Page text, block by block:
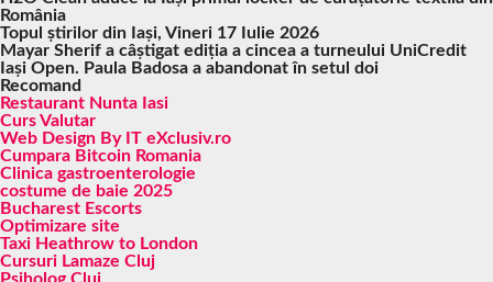
România
Topul știrilor din Iași, Vineri 17 Iulie 2026
Mayar Sherif a câștigat ediția a cincea a turneului UniCredit
Iași Open. Paula Badosa a abandonat în setul doi
Recomand
Restaurant Nunta Iasi
Curs Valutar
Web Design By IT eXclusiv.ro
Cumpara Bitcoin Romania
Clinica gastroenterologie
costume de baie 2025
Bucharest Escorts
Optimizare site
Taxi Heathrow to London
Cursuri Lamaze Cluj